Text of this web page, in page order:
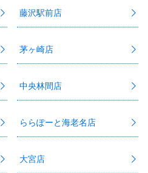
藤沢駅前店
茅ヶ崎店
中央林間店
ららぽーと海老名店
大宮店